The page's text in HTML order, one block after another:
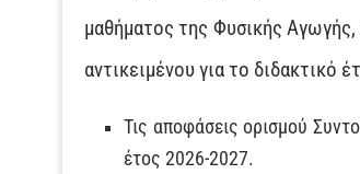
μαθήματος της Φυσικής Αγωγής,
αντικειμένου για το διδακτικό
Τις αποφάσεις ορισμού
έτος 2026-2027.